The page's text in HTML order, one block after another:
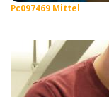
Pc097469 Mittel